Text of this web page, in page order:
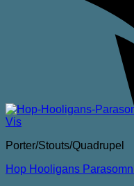
Vis
Porter/Stouts/Quadrupel
Hop Hooligans